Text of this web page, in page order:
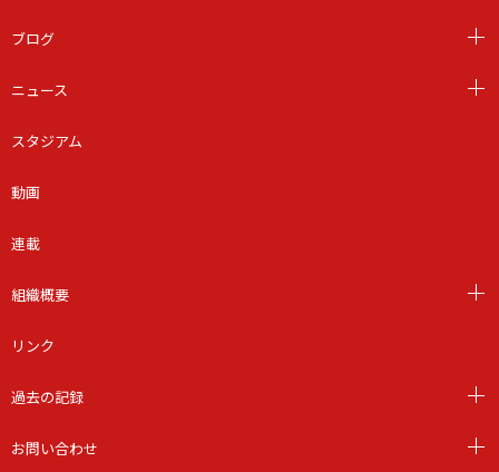
ブログ
ニュース
スタジアム
動画
連載
組織概要
リンク
過去の記録
お問い合わせ